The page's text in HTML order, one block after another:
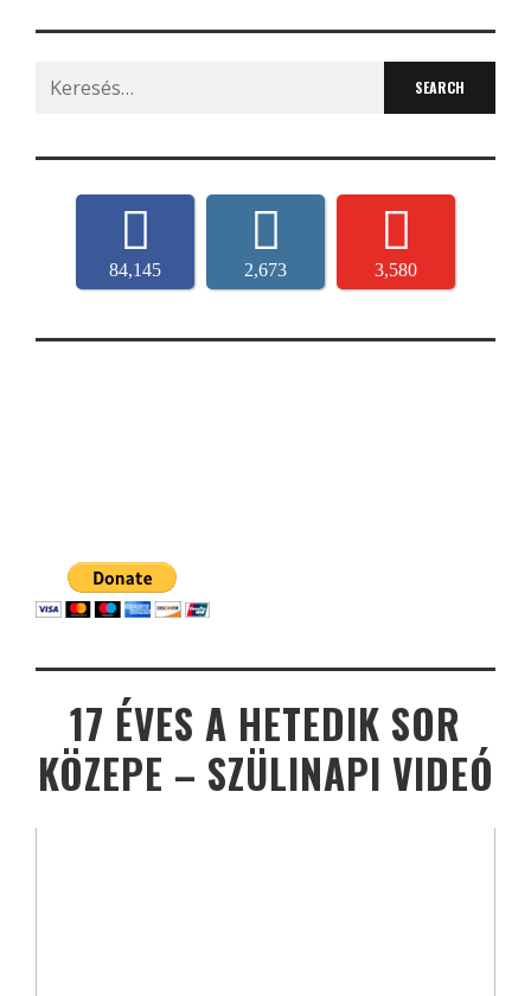
Search
for:
84,145 2,673 3,580
17 ÉVES A HETEDIK SOR
KÖZEPE – SZÜLINAPI VIDEÓ